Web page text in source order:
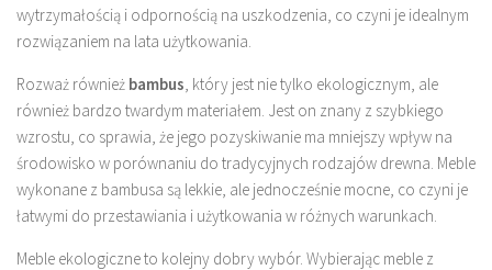
wytrzymałością i odpornością na uszkodzenia, co czyni je idealnym
rozwiązaniem na lata użytkowania.
Rozważ również bambus , który jest nie tylko ekologicznym, ale
również bardzo twardym materiałem. Jest on znany z szybkiego
wzrostu, co sprawia, że jego pozyskiwanie ma mniejszy wpływ na
środowisko w porównaniu do tradycyjnych rodzajów drewna. Meble
wykonane z bambusa są lekkie, ale jednocześnie mocne, co czyni je
łatwymi do przestawiania i użytkowania w różnych warunkach.
Meble ekologiczne to kolejny dobry wybór. Wybierając meble z